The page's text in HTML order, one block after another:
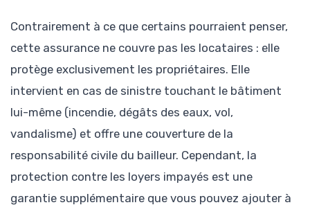
Contrairement à ce que certains pourraient penser,
cette assurance ne couvre pas les locataires : elle
protège exclusivement les propriétaires. Elle
intervient en cas de sinistre touchant le bâtiment
lui-même (incendie, dégâts des eaux, vol,
vandalisme) et offre une couverture de la
responsabilité civile du bailleur. Cependant, la
protection contre les loyers impayés est une
garantie supplémentaire que vous pouvez ajouter à